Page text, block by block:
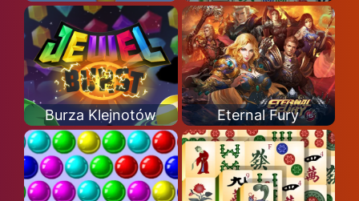
Burza Klejnotów Eternal Fury